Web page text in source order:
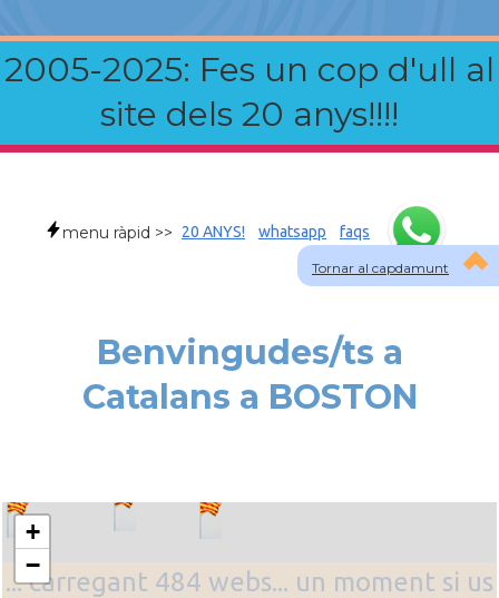
2005-2025: Fes un cop d'ull al
site dels 20 anys!!!!
Tornar al capdamunt
menu ràpid >> 20 ANYS! whatsapp faqs
Benvingudes/ts a
Catalans a BOSTON
... carregant 484 webs... un moment si us
+
−